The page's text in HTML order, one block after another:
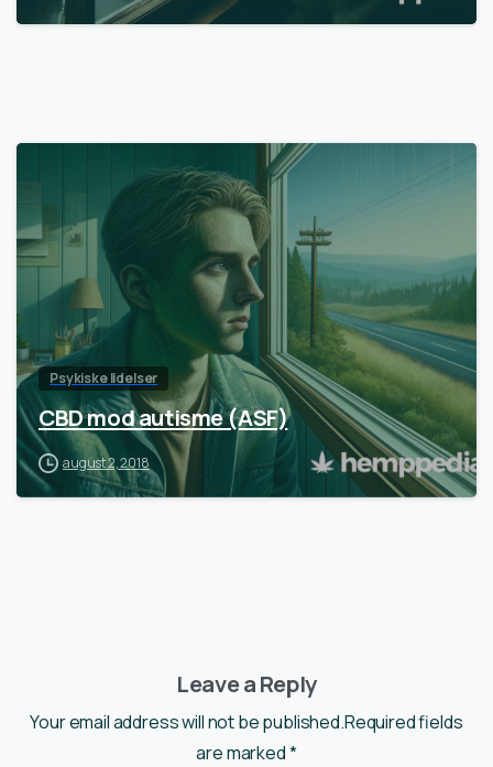
Psykiske lidelser
CBD mod autisme (ASF)
august 2, 2018
Leave a Reply
Your email address will not be published.Required fields
are marked *